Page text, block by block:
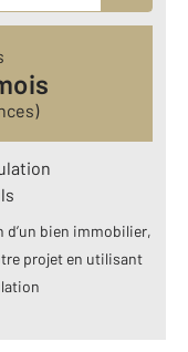
d’un bien immobilier,
projet en utilisant